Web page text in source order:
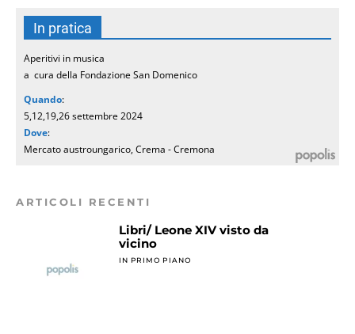
In pratica
Aperitivi in musica
a cura della Fondazione San Domenico
Quando:
5,12,19,26 settembre 2024
Dove:
Mercato austroungarico, Crema - Cremona
ARTICOLI RECENTI
Libri/ Leone XIV visto da
vicino
IN PRIMO PIANO